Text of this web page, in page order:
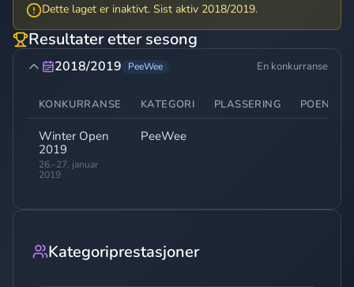
Dette laget er inaktivt. Sist aktiv 2018/2019.
Resultater etter sesong
2018/2019 PeeWee En konkurranse
KONKURRANSE KATEGORI PLASSERING POENG
Winter Open
2019
26.–27. januar
2019
PeeWee
Kategoriprestasjoner